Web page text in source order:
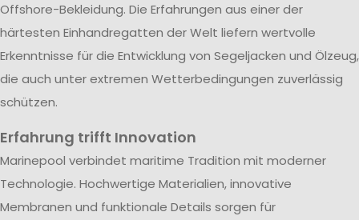
Offshore-Bekleidung. Die Erfahrungen aus einer der
härtesten Einhandregatten der Welt liefern wertvolle
Erkenntnisse für die Entwicklung von Segeljacken und Ölzeug,
die auch unter extremen Wetterbedingungen zuverlässig
schützen.
Erfahrung trifft Innovation
Marinepool verbindet maritime Tradition mit moderner
Technologie. Hochwertige Materialien, innovative
Membranen und funktionale Details sorgen für